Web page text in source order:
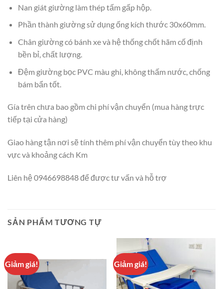
Nan giát giường làm thép tấm gấp hộp.
Phần thành giường sử dụng ống kích thước 30x60mm.
Chân giường có bánh xe và hệ thống chốt hãm cố định
bền bỉ, chất lượng.
Đệm giường bọc PVC màu ghi, không thấm nước, chống
bám bẩn tốt.
Gía trên chưa bao gồm chi phí vận chuyển (mua hàng trực
tiếp tại cửa hàng)
Giao hàng tận nơi sẽ tính thêm phí vận chuyển tùy theo khu
vực và khoảng cách Km
Liên hệ 0946698848 để được tư vấn và hỗ trợ
SẢN PHẨM TƯƠNG TỰ
Giảm giá! Giảm giá!